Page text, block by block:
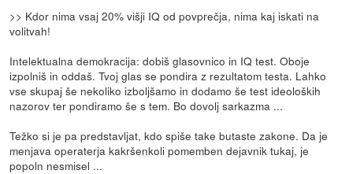
>> Kdor nima vsaj 20% višji IQ od povprečja, nima kaj iskati na
volitvah!
Intelektualna demokracija: dobiš glasovnico in IQ test. Oboje
izpolniš in oddaš. Tvoj glas se pondira z rezultatom testa. Lahko
vse skupaj še nekoliko izboljšamo in dodamo še test ideoloških
nazorov ter pondiramo še s tem. Bo dovolj sarkazma ...
Težko si je pa predstavljat, kdo spiše take butaste zakone. Da je
menjava operaterja kakršenkoli pomemben dejavnik tukaj, je
popoln nesmisel ...